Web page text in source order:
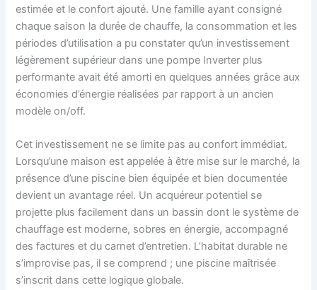
estimée et le confort ajouté. Une famille ayant consigné
chaque saison la durée de chauffe, la consommation et les
périodes d’utilisation a pu constater qu’un investissement
légèrement supérieur dans une pompe Inverter plus
performante avait été amorti en quelques années grâce aux
économies d’énergie réalisées par rapport à un ancien
modèle on/off.
Cet investissement ne se limite pas au confort immédiat.
Lorsqu’une maison est appelée à être mise sur le marché, la
présence d’une piscine bien équipée et bien documentée
devient un avantage réel. Un acquéreur potentiel se
projette plus facilement dans un bassin dont le système de
chauffage est moderne, sobres en énergie, accompagné
des factures et du carnet d’entretien. L’habitat durable ne
s’improvise pas, il se comprend ; une piscine maîtrisée
s’inscrit dans cette logique globale.